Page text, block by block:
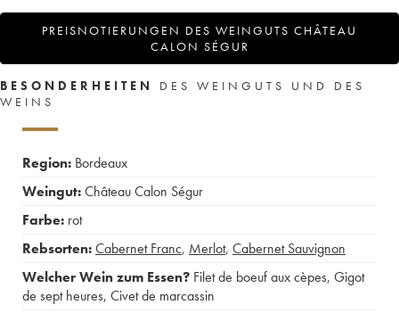
PREISNOTIERUNGEN DES WEINGUTS CHÂTEAU
CALON SÉGUR
BESONDERHEITEN
DES WEINGUTS UND DES
WEINS
Region: Bordeaux
Weingut:Château Calon Ségur
Farbe: rot
Rebsorten:Cabernet Franc, Merlot, Cabernet Sauvignon
Welcher Wein zum Essen? Filet de boeuf aux cèpes, Gigot
de sept heures, Civet de marcassin